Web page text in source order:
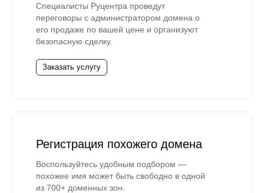
Специалисты Руцентра проведут
переговоры с администратором домена о
его продаже по вашей цене и организуют
безопасную сделку.
Заказать услугу
Регистрация похожего домена
Воспользуйтесь удобным подбором —
похожее имя может быть свободно в одной
из 700+ доменных зон.